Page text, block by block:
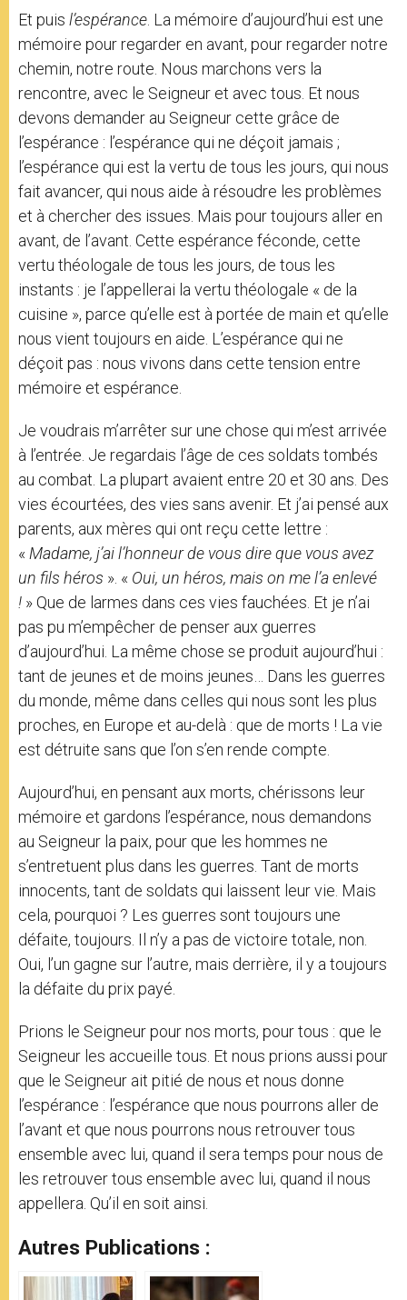
Et puis l’espérance . La mémoire d’aujourd’hui est une
mémoire pour regarder en avant, pour regarder notre
chemin, notre route. Nous marchons vers la
rencontre, avec le Seigneur et avec tous. Et nous
devons demander au Seigneur cette grâce de
l’espérance : l’espérance qui ne déçoit jamais ;
l’espérance qui est la vertu de tous les jours, qui nous
fait avancer, qui nous aide à résoudre les problèmes
et à chercher des issues. Mais pour toujours aller en
avant, de l’avant. Cette espérance féconde, cette
vertu théologale de tous les jours, de tous les
instants : je l’appellerai la vertu théologale « de la
cuisine », parce qu’elle est à portée de main et qu’elle
nous vient toujours en aide. L’espérance qui ne
déçoit pas : nous vivons dans cette tension entre
mémoire et espérance.
Je voudrais m’arrêter sur une chose qui m’est arrivée
à l’entrée. Je regardais l’âge de ces soldats tombés
au combat. La plupart avaient entre 20 et 30 ans. Des
vies écourtées, des vies sans avenir. Et j’ai pensé aux
parents, aux mères qui ont reçu cette lettre :
« Madame, j’ai l’honneur de vous dire que vous avez
un fils héros ». « Oui, un héros, mais on me l’a enlevé
! » Que de larmes dans ces vies fauchées. Et je n’ai
pas pu m’empêcher de penser aux guerres
d’aujourd’hui. La même chose se produit aujourd’hui :
tant de jeunes et de moins jeunes… Dans les guerres
du monde, même dans celles qui nous sont les plus
proches, en Europe et au-delà : que de morts ! La vie
est détruite sans que l’on s’en rende compte.
Aujourd’hui, en pensant aux morts, chérissons leur
mémoire et gardons l’espérance, nous demandons
au Seigneur la paix, pour que les hommes ne
s’entretuent plus dans les guerres. Tant de morts
innocents, tant de soldats qui laissent leur vie. Mais
cela, pourquoi ? Les guerres sont toujours une
défaite, toujours. Il n’y a pas de victoire totale, non.
Oui, l’un gagne sur l’autre, mais derrière, il y a toujours
la défaite du prix payé.
Prions le Seigneur pour nos morts, pour tous : que le
Seigneur les accueille tous. Et nous prions aussi pour
que le Seigneur ait pitié de nous et nous donne
l’espérance : l’espérance que nous pourrons aller de
l’avant et que nous pourrons nous retrouver tous
ensemble avec lui, quand il sera temps pour nous de
les retrouver tous ensemble avec lui, quand il nous
appellera. Qu’il en soit ainsi.
Autres Publications :